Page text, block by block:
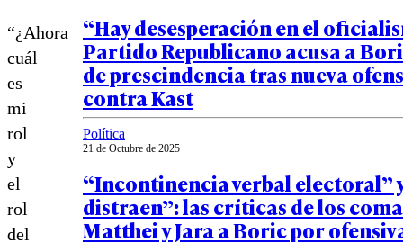
“¿Ahora
cuál
es
mi
rol
y
el
rol
del
“Hay desesperación en el
Partido Republicano acusa a
de prescindencia tras nueva
contra Kast
Política
21 de Octubre de 2025
“Incontinencia verbal electoral”
distraen”: las críticas de los
Matthei y Jara a Boric por